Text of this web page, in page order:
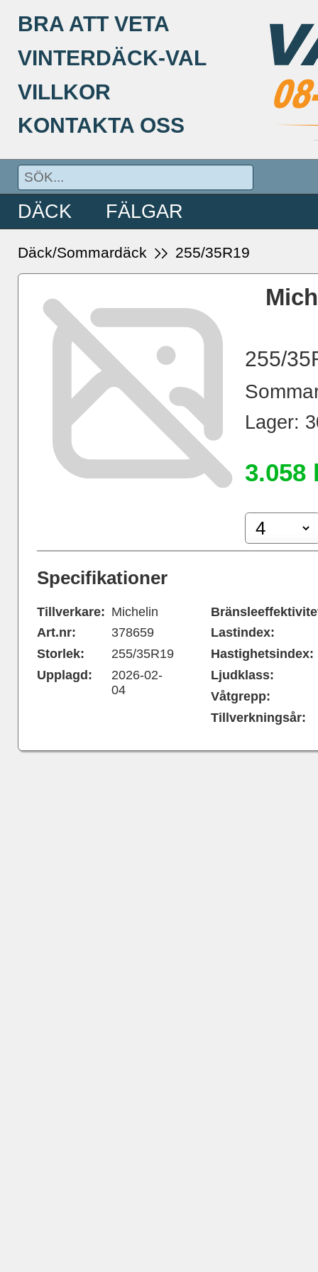
BRA ATT VETA
VINTERDÄCK-VAL
VILLKOR
KONTAKTA OSS
DÄCK FÄLGAR
Däck/Sommardäck 255/35R19
255/
Lager:
3.058
Specifikationer
Tillverkare:
Art.nr:
Storlek:
Upplagd:
Michelin
378659
255/35R19
2026-02-
04
Lastindex:
Hastighetsindex:
Ljudklass:
Våtgrepp:
Tillverkningsår: